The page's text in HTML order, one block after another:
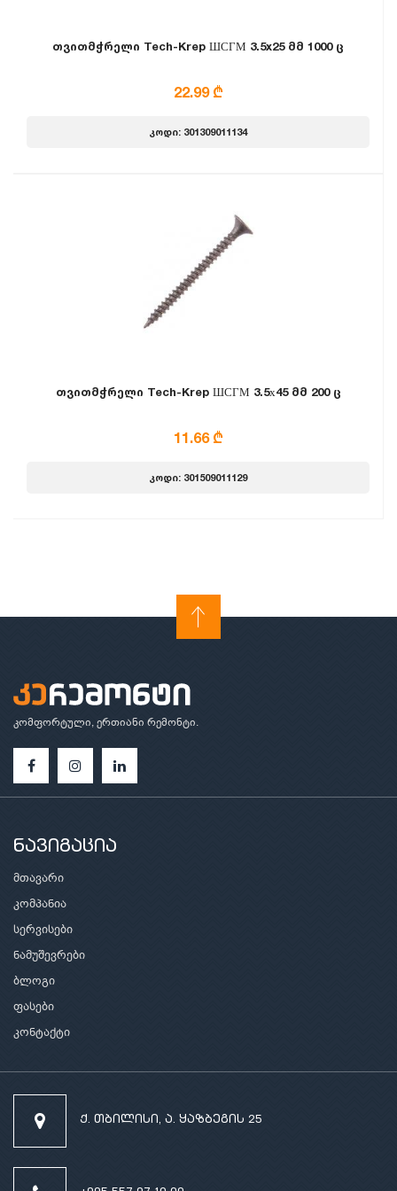
თვითმჭრელი Tech-Krep ШСГМ 3.5x25 მმ 1000 ც
22.99 ₾
კოდი: 301309011134
თვითმჭრელი Tech-Krep ШСГМ 3.5х45 მმ 200 ც
11.66 ₾
კოდი: 301509011129
კომფორტული, ერთიანი რემონტი.
ნავიგაცია
მთავარი
კომპანია
სერვისები
ნამუშევრები
ბლოგი
ფასები
კონტაქტი
ქ. თბილისი, ა. ყაზბეგის 25